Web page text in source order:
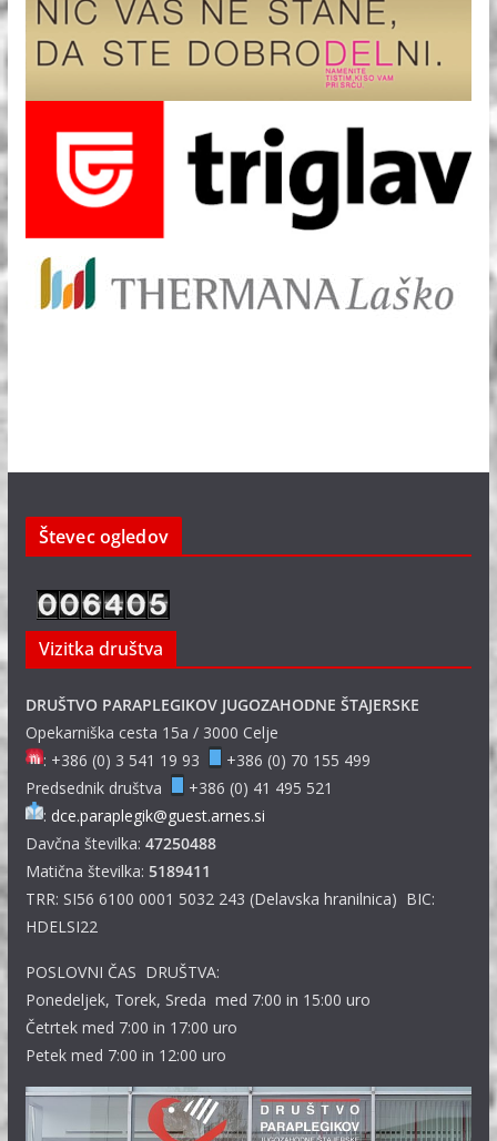
Števec ogledov
Vizitka društva
DRUŠTVO PARAPLEGIKOV JUGOZAHODNE ŠTAJERSKE
Opekarniška cesta 15a / 3000 Celje
: +386 (0) 3 541 19 93
+386 (0) 70 155 499
Predsednik društva
+386 (0) 41 495 521
: dce.paraplegik@guest.arnes.si
Davčna številka: 47250488
Matična številka: 5189411
TRR: SI56 6100 0001 5032 243 (Delavska hranilnica) BIC:
HDELSI22
POSLOVNI ČAS DRUŠTVA:
Ponedeljek, Torek, Sreda med 7:00 in 15:00 uro
Četrtek med 7:00 in 17:00 uro
Petek med 7:00 in 12:00 uro